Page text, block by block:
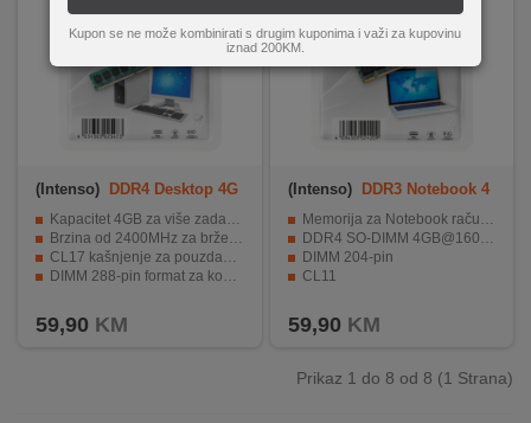
Kupon se ne može kombinirati s drugim kuponima i važi za kupovinu
iznad 200KM.
(Intenso)
DDR4 Desktop 4G
Kapacitet 4GB za više zadataka.
Brzina od 2400MHz za brže izvršavanje.
CL17 kašnjenje za pouzdanu izvedbu.
DIMM 288-pin format za kompatibilnost.
59,90 KM
(Intenso)
DDR3 Notebook 4
Memorija za Notebook računare
DDR4 SO-DIMM 4GB@1600MHz
DIMM 204-pin
CL11
59,90 KM
Prikaz 1 do 8 od 8 (1 Strana)